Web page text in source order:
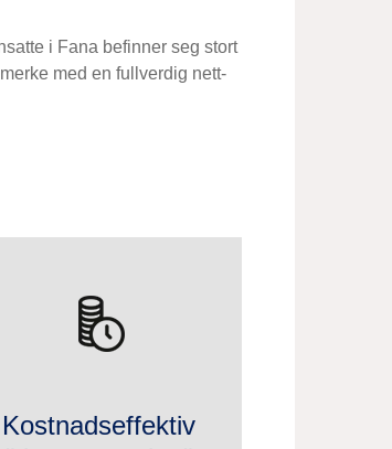
i Fana befinner seg stort
med en fullverdig nett-
Kostnadseffektiv